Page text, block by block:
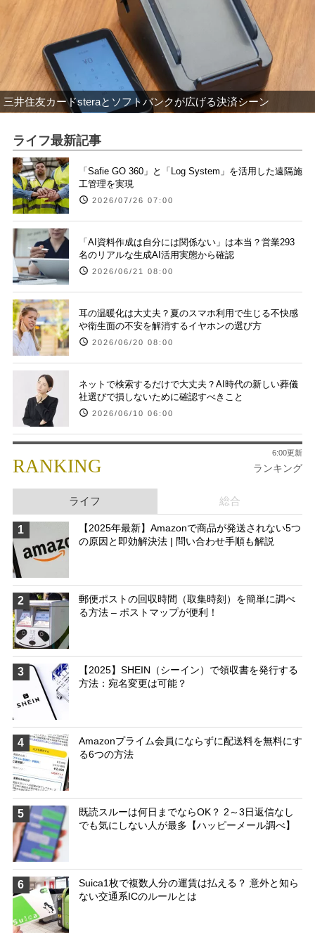
三井住友カードsteraとソフトバンクが広げる決済シーン
ライフ最新記事
「Safie GO 360」と「Log System」を活用した遠隔施
工管理を実現
2026/07/26 07:00
「AI資料作成は自分には関係ない」は本当？営業293
名のリアルな生成AI活用実態から確認
2026/06/21 08:00
耳の温暖化は大丈夫？夏のスマホ利用で生じる不快感
や衛生面の不安を解消するイヤホンの選び方
2026/06/20 08:00
ネットで検索するだけで大丈夫？AI時代の新しい葬儀
社選びで損しないために確認すべきこと
2026/06/10 06:00
RANKING ランキング
6:00更新
ライフ 総合
1
【2025年最新】Amazonで商品が発送されない5つ
の原因と即効解決法 | 問い合わせ手順も解説
2
郵便ポストの回収時間（取集時刻）を簡単に調べ
る方法 – ポストマップが便利！
3
【2025】SHEIN（シーイン）で領収書を発行する
方法：宛名変更は可能？
4
Amazonプライム会員にならずに配送料を無料にす
る6つの方法
5
既読スルーは何日までならOK？ 2～3日返信なし
でも気にしない人が最多【ハッピーメール調べ】
6
Suica1枚で複数人分の運賃は払える？ 意外と知ら
ない交通系ICのルールとは